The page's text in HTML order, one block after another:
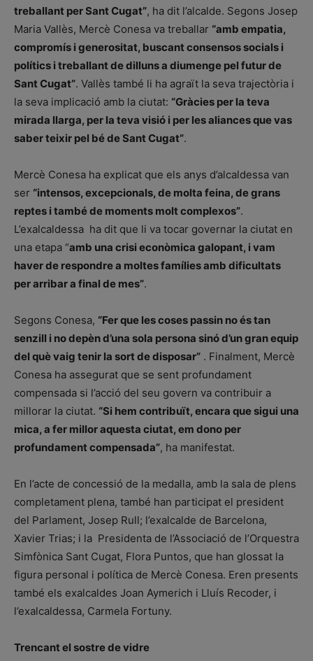
treballant per Sant Cugat”, ha dit l’alcalde. Segons Josep
Maria Vallès, Mercè Conesa va treballar “amb empatia,
compromís i generositat, buscant consensos socials i
polítics i treballant de dilluns a diumenge pel futur de
Sant Cugat”. Vallès també li ha agraït la seva trajectòria i
la seva implicació amb la ciutat: “Gràcies per la teva
mirada llarga, per la teva visió i per les aliances que vas
saber teixir pel bé de Sant Cugat”.
Mercè Conesa ha explicat que els anys d’alcaldessa van
ser “intensos, excepcionals, de molta feina, de grans
reptes i també de moments molt complexos”.
L’exalcaldessa ha dit que li va tocar governar la ciutat en
una etapa “amb una crisi econòmica galopant, i vam
haver de respondre a moltes famílies amb dificultats
per arribar a final de mes”.
Segons Conesa, “Fer que les coses passin no és tan
senzill i no depèn d’una sola persona sinó d’un gran equip
del què vaig tenir la sort de disposar” . Finalment, Mercè
Conesa ha assegurat que se sent profundament
compensada si l’acció del seu govern va contribuir a
millorar la ciutat. “Si hem contribuït, encara que sigui una
mica, a fer millor aquesta ciutat, em dono per
profundament compensada”, ha manifestat.
En l’acte de concessió de la medalla, amb la sala de plens
completament plena, també han participat el president
del Parlament, Josep Rull; l’exalcalde de Barcelona,
Xavier Trias; i la Presidenta de l’Associació de l’Orquestra
Simfònica Sant Cugat, Flora Puntos, que han glossat la
figura personal i política de Mercè Conesa. Eren presents
també els exalcaldes Joan Aymerich i Lluís Recoder, i
l’exalcaldessa, Carmela Fortuny.
Trencant el sostre de vidre